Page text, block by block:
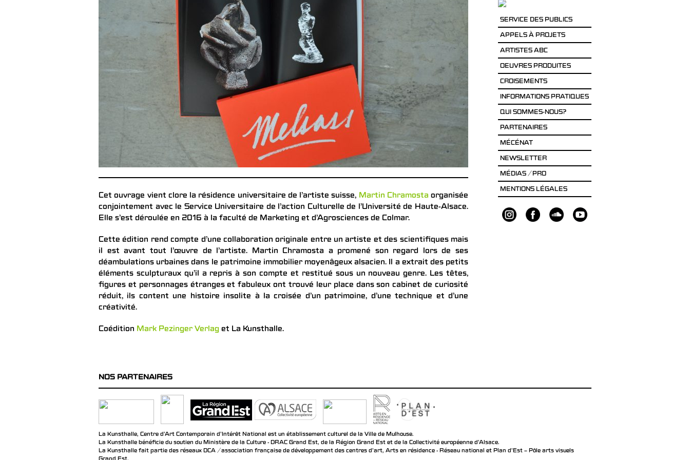
Cet ouvrage vient clore la résidence universitaire de l’artiste suisse, Martin Chramosta organisée
conjointement avec le Service Universitaire de l’action Culturelle de l’Université de Haute-Alsace.
Elle s’est déroulée en 2016 à la faculté de Marketing et d’Agrosciences de Colmar.
Cette édition rend compte d’une collaboration originale entre un artiste et des scientifiques mais
il est avant tout l’œuvre de l’artiste. Martin Chramosta a promené son regard lors de ses
déambulations urbaines dans le patrimoine immobilier moyenâgeux alsacien. Il a extrait des petits
éléments sculpturaux qu’il a repris à son compte et restitué sous un nouveau genre. Les têtes,
figures et personnages étranges et fabuleux ont trouvé leur place dans son cabinet de curiosité
réduit, ils content une histoire insolite à la croisée d’un patrimoine, d’une technique et d’une
créativité.
Coédition Mark Pezinger Verlag et La Kunsthalle.
SERVICE DES PUBLICS
APPELS À PROJETS
ARTISTES ABC
OEUVRES PRODUITES
CROISEMENTS
INFORMATIONS PRATIQUES
QUI SOMMES-NOUS?
PARTENAIRES
MÉCÉNAT
NEWSLETTER
MÉDIAS / PRO
MENTIONS LÉGALES
NOS PARTENAIRES
La Kunsthalle, Centre d’Art Contemporain d’Intérêt National est un établissement culturel de la Ville de Mulhouse.
La Kunsthalle bénéficie du soutien du Ministère de la Culture - DRAC Grand Est, de la Région Grand Est et de la Collectivité européenne d’Alsace.
La Kunsthalle fait partie des réseaux DCA / association française de développement des centres d'art, Arts en résidence - Réseau national et Plan d’Est – Pôle arts visuels